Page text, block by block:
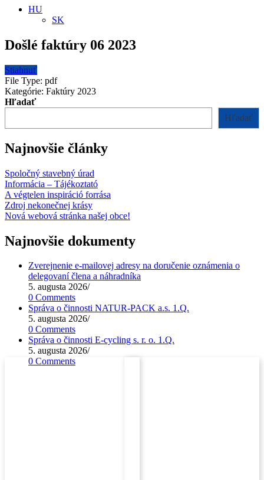
HU
SK
Došlé faktúry 06 2023
Stiahnuť
File Type: pdf
Kategórie: Faktúry 2023
Hľadať
Hľadať
Najnovšie články
Spoločný stavebný úrad
Informácia – Tájékoztató
A végtelen inspiráció forrása
Zdroj nekonečnej krásy
Nová webová stránka našej obce!
Najnovšie dokumenty
Zverejnenie e-mailovej adresy na doručenie oznámenia o
delegovaní člena a náhradníka
5. augusta 2026/
0 Comments
Správa o činnosti NATUR-PACK a.s. 1.Q.
5. augusta 2026/
0 Comments
Správa o činnosti E-cycling s. r. o. 1.Q.
5. augusta 2026/
0 Comments